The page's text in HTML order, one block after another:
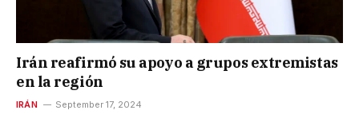
Irán reafirmó su apoyo a grupos extremistas
en la región
IRÁN September 17, 2024